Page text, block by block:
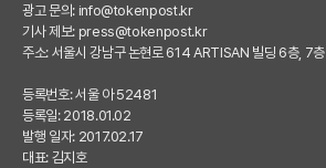
광고 문의: info@tokenpost.kr
기사 제보: press@tokenpost.kr
주소: 서울시 강남구 논현로 614 ARTISAN 빌딩 6층, 7층
등록번호: 서울 아 52481
등록일: 2018.01.02
발행 일자: 2017.02.17
대표: 김지호